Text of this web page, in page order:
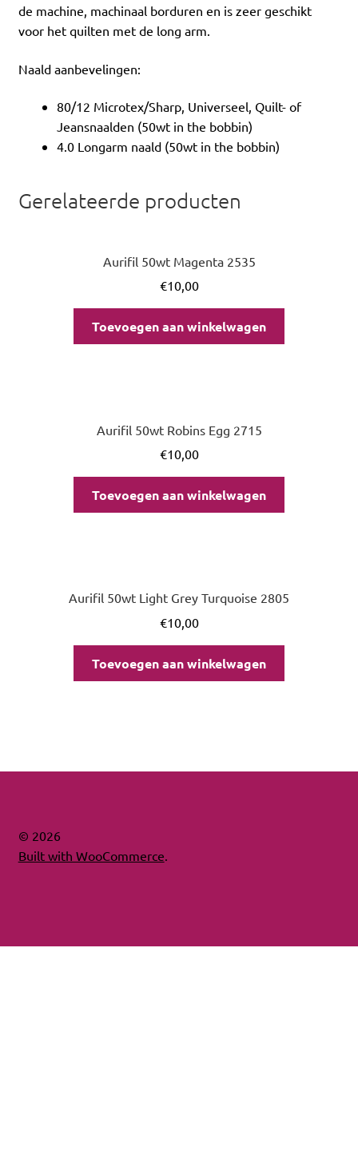
de machine, machinaal borduren en is zeer geschikt
voor het quilten met de long arm.
Naald aanbevelingen:
80/12 Microtex/Sharp, Universeel, Quilt- of
Jeansnaalden (50wt in the bobbin)
4.0 Longarm naald (50wt in the bobbin)
Gerelateerde producten
Aurifil 50wt Magenta 2535
€10,00
Toevoegen aan winkelwagen
Aurifil 50wt Robins Egg 2715
€10,00
Toevoegen aan winkelwagen
Aurifil 50wt Light Grey Turquoise 2805
€10,00
Toevoegen aan winkelwagen
© 2026
Built with WooCommerce